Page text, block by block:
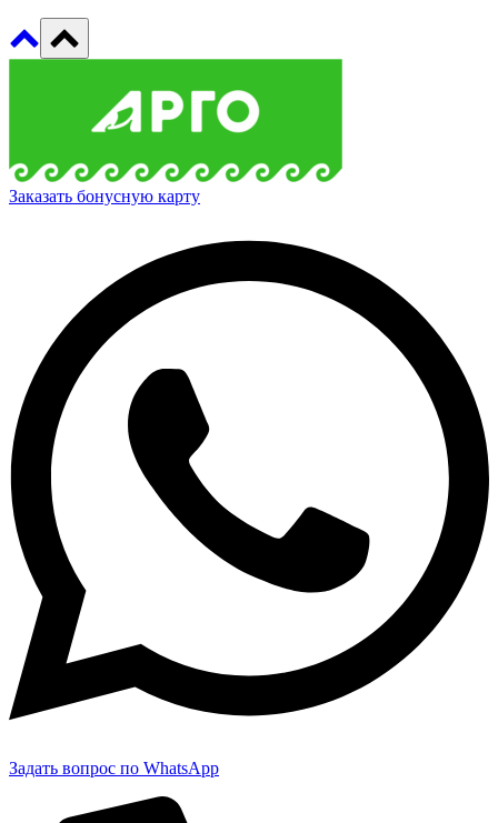
Заказать бонусную карту
Задать вопрос по WhatsApp